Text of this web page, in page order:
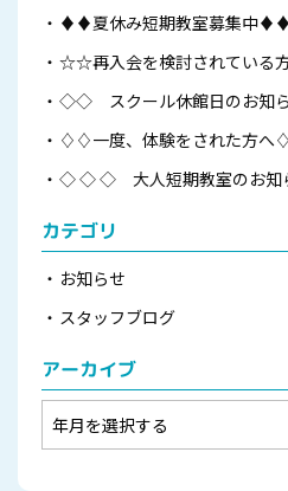
♦️♦️夏休み短期教室募集中♦️♦️
☆☆再入会を検討されてい
◇◇ スクール休館日のお
♢♢一度、体験をされた方
◇ ◇ ◇ 大人短期教室のお
カテゴリ
お知らせ
スタッフブログ
アーカイブ